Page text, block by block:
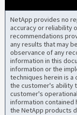
NetApp provides no
accuracy or reliability
recommendations
any results that may
observance of any
information in this
information or the
techniques herein is
the customer's ability
customer's
information contained
the NetApp products